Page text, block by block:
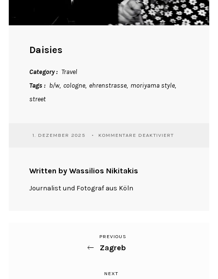
Daisies
Category
Travel
Tags
b/w cologne ehrenstrasse moriyama style
street
1. DEZEMBER 2025 KOMMENTARE DEAKTIVIERT
Written by Wassilios Nikitakis
Journalist und Fotograf aus Köln
Beitragsnavigation
Previous
Post
PREVIOUS
Zagreb
Next
NEXT